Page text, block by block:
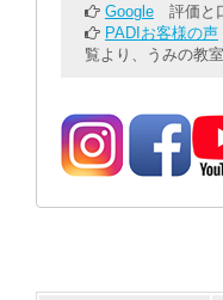
Google 評価と
PADIお客様の声
覧より、うみの教